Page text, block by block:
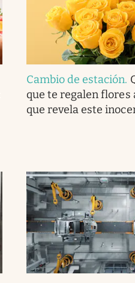
Cambio de estación.
que te regalen flores
que revela este